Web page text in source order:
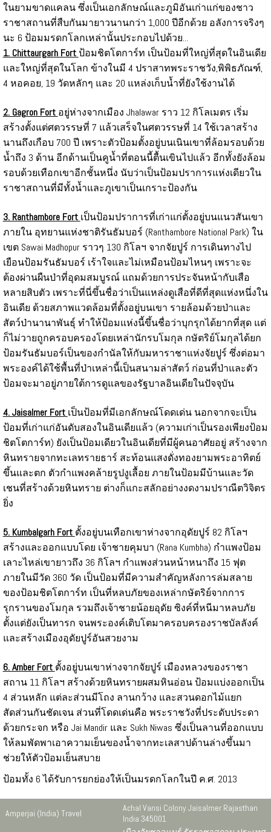
ในยามขาดแคลน ซึ่งเป็นเอกลักษณ์และภูมิอันเก่าแก่ของชาว
ราชาสถานที่สืบกันมายาวนานกว่า 1,000 ปีอีกด้วย อลังการจริงๆ
นะ 6 ป้อมมรดกโลกเหล่านั้นประกอบไปด้วย...
1. Chittaurgarh Fortป้อมชิตโตการ์ท เป็นป้อมที่ใหญ่ที่สุดในอินเดีย
และใหญ่ที่สุดในโลก ข้างในมี 4 ปราสาทพระราชวัง,พิพิธภัณฑ์,
4 หอคอย, 19 วัดหลักๆ และ 20 แหล่งเก็บน้ำที่ยังใช้งานได้
2. Gagron Fort อยู่ห่างจากเมือง Jhalawar ราว 12 กิโลเมตร เริ่ม
สร้างตั้งแต่ศตวรรษที่ 7 แล้วเสร็จในศตวรรษที่ 14 ใช้เวลาสร้าง
นานถึงเกือบ 700 ปี เพราะตัวป้อมตั้งอยู่บนเนินเขาที่ล้อมรอบด้วย
น้ำถึง 3 ด้าน อีกด้านเป็นคูน้ำที่ตอนนี้ตื้นเขินไปแล้ว อีกทั้งยังล้อม
รอบด้วยเทือกเขาอีกชั้นหนึ่ง นับว่าเป็นป้อมปราการแห่งเดียวใน
ราชาสถานที่มีทั้งน้ำและภูเขาเป็นเกราะป้องกัน
3. Ranthambore Fort เป็นป้อมปราการที่เก่าแก่ตั้งอยู่บนแนวสันเขา
ภายใน อุทยานแห่งชาติรันธัมบอร์ (Ranthambore National Park) ใน
เขต Sawai Madhopur ราวๆ 130 กิโลฯ จากจัยปูร์ การเดินทางไป
เยือนป้อมรันธัมบอร์ เร้าใจและไม่เหมือนป้อมไหนๆ เพราะจะ
ต้องผ่านผืนป่าที่อุดมสมบูรณ์ แถมด้วยการประจันหน้ากับเสือ
หลายสิบตัว เพราะที่นี่ขึ้นชื่อว่าเป็นแหล่งดูเสือที่ดีที่สุดแห่งหนึ่งใน
อินเดีย ด้วยสภาพแวดล้อมที่ตั้งอยู่บนเขา รายล้อมด้วยป่าและ
สัตว์ป่านานาพันธ์ุ ทำให้ป้อมแห่งนี้ขึ้นชื่อว่าบุกรุกได้ยากที่สุด แต่
ก็ไม่วายถูกครอบครองโดยเหล่านักรบโมกุล กษัตริย์โมกุลได้ยก
ป้อมรันธัมบอร์เป็นของกำนัลให้กับมหาราชาแห่งจัยปูร์ ซึ่งต่อมา
พระองค์ได้ใช้พื้นที่ป่าเหล่านี้เป็นสนามล่าสัตว์ ก่อนที่ป่าและตัว
ป้อมจะมาอยู่ภายใต้การดูแลของรัฐบาลอินเดียในปัจจุบัน
4. Jaisalmer Fort เป็นป้อมที่มีเอกลักษณ์โดดเด่น นอกจากจะเป็น
ป้อมที่เก่าแก่อันดับสองในอินเดียแล้ว (ความเก่าเป็นรองเพียงป้อม
ชิตโตการ์ท) ยังเป็นป้อมเดียวในอินเดียที่มีผู้คนอาศัยอยู่ สร้างจาก
หินทรายจากทะเลทรายธาร์ สะท้อนแสงดั่งทองยามพระอาทิตย์
ขึ้นและตก ตัวกำแพงคล้ายรูปงูเลื้อย ภายในป้อมมีบ้านและวัด
เชนที่สร้างด้วยหินทราย ต่างก็แกะสลักอย่างงดงามปราณีตวิจิตร
ยิ่ง
5. Kumbalgarh Fort ตั้งอยู่บนเทือกเขาห่างจากอุดัยปูร์ 82 กิโลฯ
สร้างและออกแบบโดย เจ้าชายคุมบา (Rana Kumbha) กำแพงป้อม
เลาะไหล่เขายาวถึง 36 กิโลฯ กำแพงส่วนหน้าหนาถึง 15 ฟุต
ภายในมีวัด 360 วัด เป็นป้อมที่มีความสำคัญหลังการล่มสลาย
ของป้อมชิตโตการ์ท เป็นที่หลบภัยของเหล่ากษัตริย์จากการ
รุกรานของโมกุล รวมถึงเจ้าชายน้อยอุดัย ซิงค์ที่หนีมาหลบภัย
ตั้งแต่ยังเป็นทารก จนพระองค์เติบโตมาครอบครองราชบัลลังค์
และสร้างเมืองอุดัยปูร์อันสวยงาม
6. Amber Fort ตั้งอยู่บนเขาห่างจากจัยปูร์ เมืองหลวงของราชา
สถาน 11 กิโลฯ สร้างด้วยหินทรายผสมหินอ่อน ป้อมแบ่งออกเป็น
4 ส่วนหลัก แต่ละส่วนมีโถง ลานกว้าง และสวนดอกไม้แยก
สัดส่วนกันชัดเจน ส่วนที่โดดเด่นคือ พระราชวังที่ประดับประดา
ด้วยกระจก หรือ Jai Mandir และ Sukh Niwas ซึ่งเป็นลานที่ออกแบบ
ให้ลมพัดพาเอาความเย็นของน้ำจากทะเลสาปด้านล่างขึ้นมา
ช่วยให้ตัวป้อมเย็นสบาย
ป้อมทั้ง 6 ได้รับการยกย่องให้เป็นมรดกโลกในปี ค.ศ. 2013
Amperjai (India) Travel
Achal Vansi Colony Jaisalmer Rajasthan
India 345001